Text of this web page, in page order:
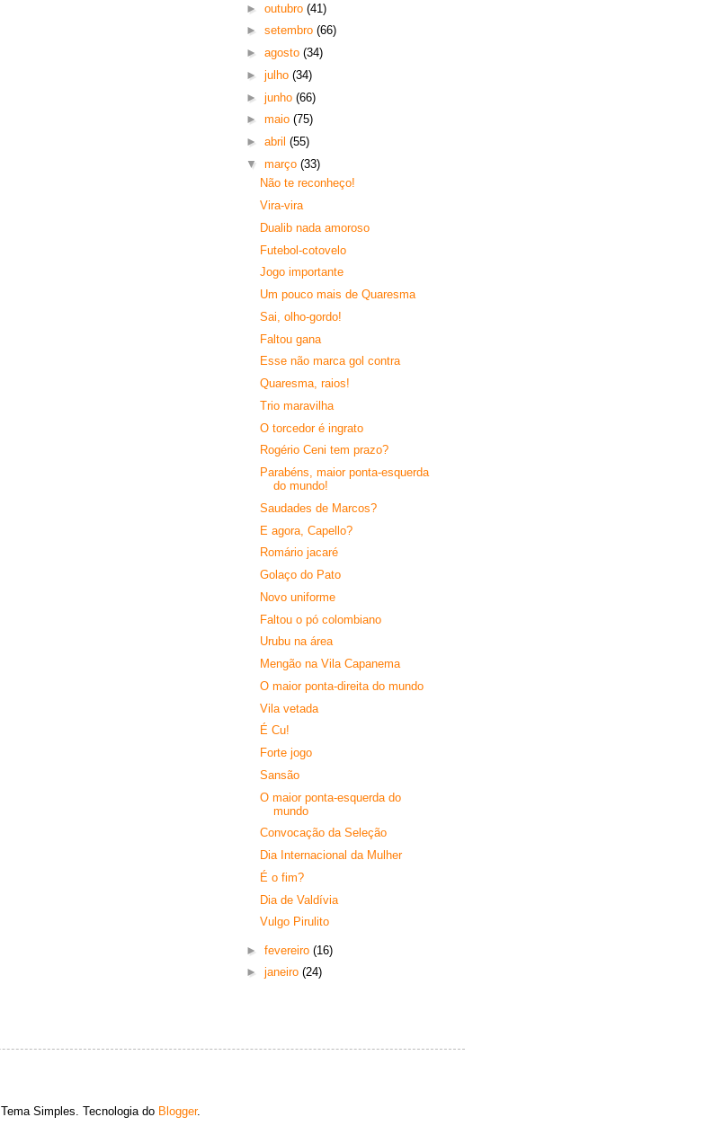
► outubro (41)
► setembro (66)
► agosto (34)
► julho (34)
► junho (66)
► maio (75)
► abril (55)
▼ março (33)
Não te reconheço!
Vira-vira
Dualib nada amoroso
Futebol-cotovelo
Jogo importante
Um pouco mais de Quaresma
Sai, olho-gordo!
Faltou gana
Esse não marca gol contra
Quaresma, raios!
Trio maravilha
O torcedor é ingrato
Rogério Ceni tem prazo?
Parabéns, maior ponta-esquerda
do mundo!
Saudades de Marcos?
E agora, Capello?
Romário jacaré
Golaço do Pato
Novo uniforme
Faltou o pó colombiano
Urubu na área
Mengão na Vila Capanema
O maior ponta-direita do mundo
Vila vetada
É Cu!
Forte jogo
Sansão
O maior ponta-esquerda do
mundo
Convocação da Seleção
Dia Internacional da Mulher
É o fim?
Dia de Valdívia
Vulgo Pirulito
► fevereiro (16)
► janeiro (24)
Tema Simples. Tecnologia do Blogger.